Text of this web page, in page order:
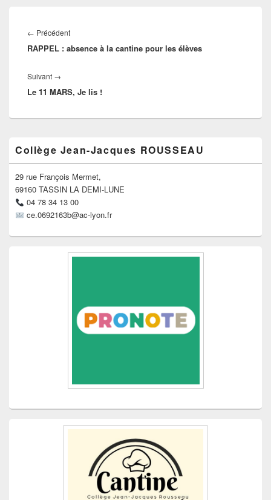
de
l’article
← PrécédentArticle
précédent :
RAPPEL : absence à la cantine pour les élèves
Suivant →
suivant :
Le 11 MARS, Je lis !
principale
de
widget
pour
barre
latérale
Collège Jean-Jacques ROUSSEAU
29 rue François Mermet,
69160 TASSIN LA DEMI-LUNE
04 78 34 13 00
ce.0692163b@ac-lyon.fr